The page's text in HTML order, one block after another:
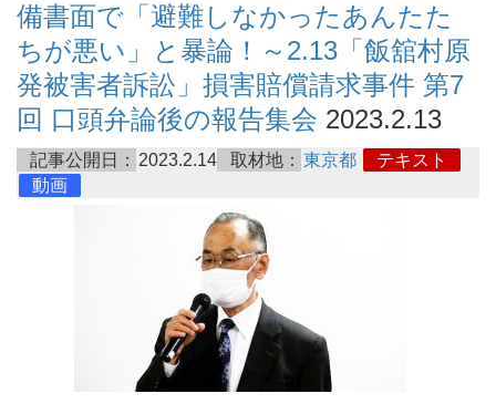
備書面で「避難しなかったあんたた
ちが悪い」と暴論！～2.13「飯舘村原
発被害者訴訟」損害賠償請求事件 第7
回 口頭弁論後の報告集会 2023.2.13
記事公開日： 2023.2.14 取材地： 東京都
テキスト
動画